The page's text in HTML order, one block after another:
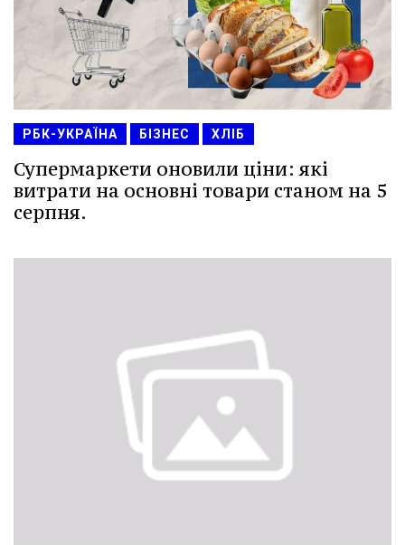
РБК-УКРАЇНА БІЗНЕС ХЛІБ
Супермаркети оновили ціни: які
витрати на основні товари станом на 5
серпня.